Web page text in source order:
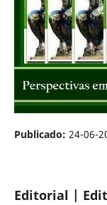
Publicado: 24-06-
Editorial |